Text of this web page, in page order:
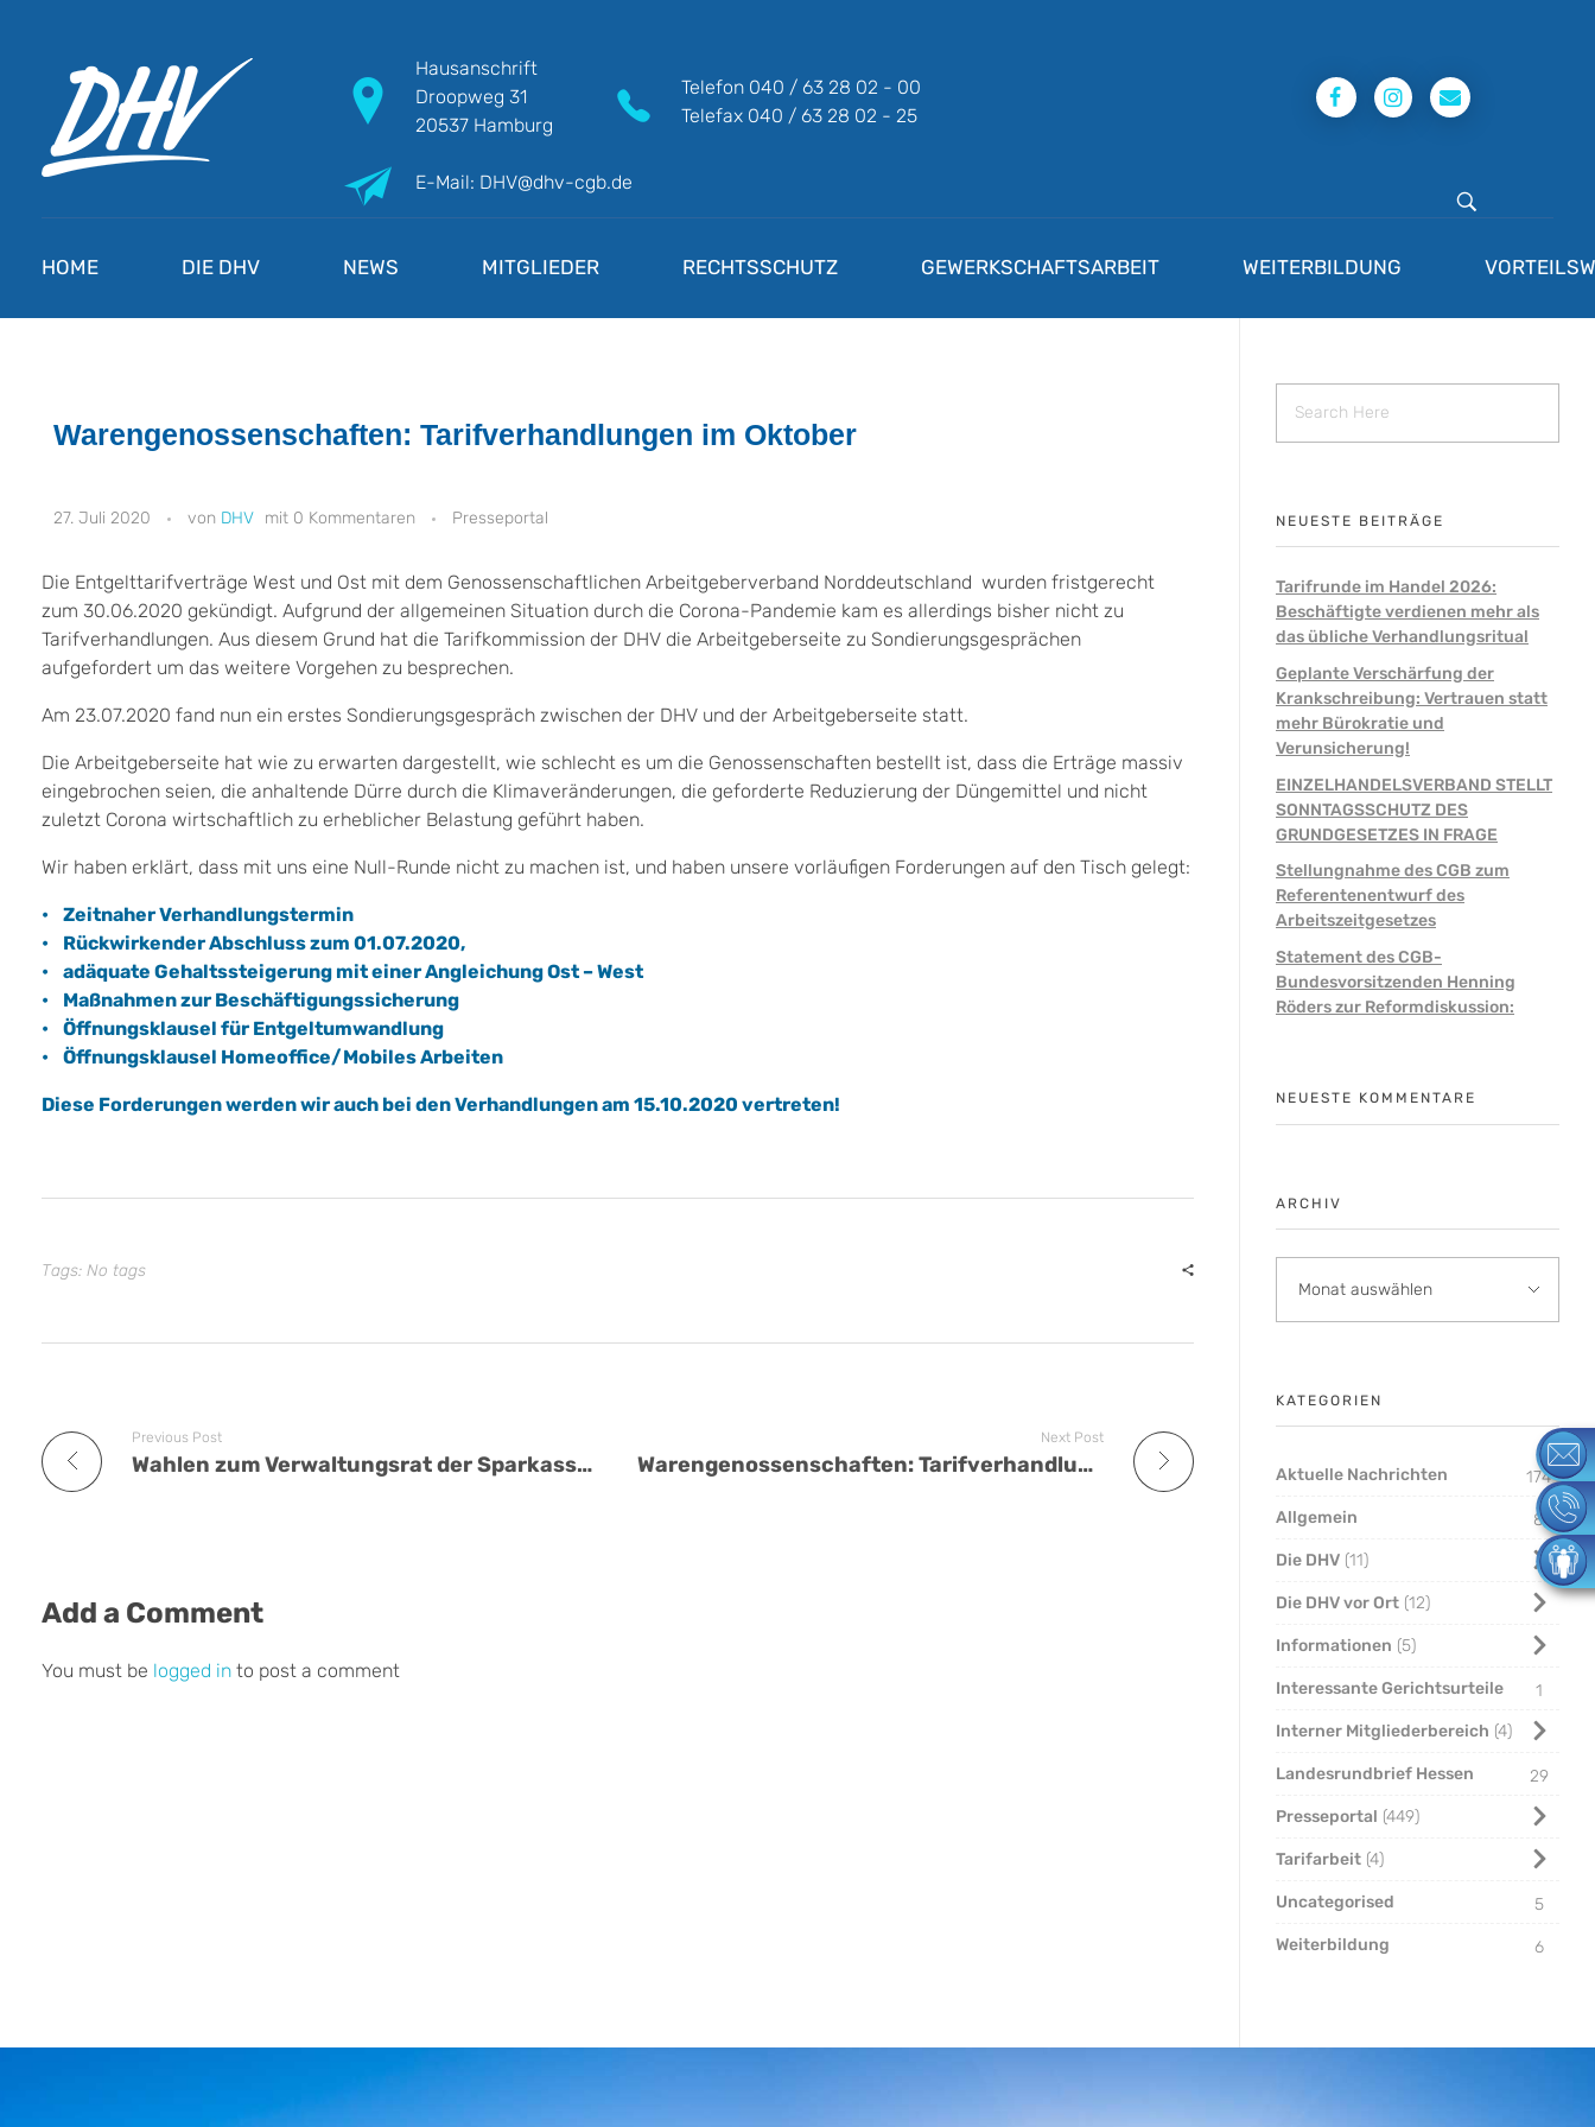
Hausanschrift
Droopweg 31
20537 Hamburg
Telefon 040 / 63 28 02 - 00
Telefax 040 / 63 28 02 - 25
E-Mail: DHV@dhv-cgb.de
HOME DIE DHV NEWS MITGLIEDER RECHTSSCHUTZ GEWERKSCHAFTSARBEIT WEITERBILDUNG
Warengenossenschaften: Tarifverhandlungen im Oktober
27. Juli 2020 DHV 0 Kommentaren Presseportal
Die Entgelttarifverträge West und Ost mit dem Genossenschaftlichen Arbeitgeberverband Norddeutschland wurden fristgerecht
zum 30.06.2020 gekündigt. Aufgrund der allgemeinen Situation durch die Corona-Pandemie kam es allerdings bisher nicht zu
Tarifverhandlungen. Aus diesem Grund hat die Tarifkommission der DHV die Arbeitgeberseite zu Sondierungsgesprächen
aufgefordert um das weitere Vorgehen zu besprechen.
Am 23.07.2020 fand nun ein erstes Sondierungsgespräch zwischen der DHV und der Arbeitgeberseite statt.
Die Arbeitgeberseite hat wie zu erwarten dargestellt, wie schlecht es um die Genossenschaften bestellt ist, dass die Erträge massiv
eingebrochen seien, die anhaltende Dürre durch die Klimaveränderungen, die geforderte Reduzierung der Düngemittel und nicht
zuletzt Corona wirtschaftlich zu erheblicher Belastung geführt haben.
Wir haben erklärt, dass mit uns eine Null-Runde nicht zu machen ist, und haben unsere vorläufigen Forderungen auf den Tisch gelegt:
• Zeitnaher Verhandlungstermin
• Rückwirkender Abschluss zum 01.07.2020,
• adäquate Gehaltssteigerung mit einer Angleichung Ost – West
• Maßnahmen zur Beschäftigungssicherung
• Öffnungsklausel für Entgeltumwandlung
• Öffnungsklausel Homeoffice/Mobiles Arbeiten
Diese Forderungen werden wir auch bei den Verhandlungen am 15.10.2020 vertreten!
Tags: No tags
Previous Post
Wahlen zum Verwaltungsrat der Sparkasse Markgräflerland
Next Post
Warengenossenschaften: Tarifverhandlungen im Oktober
Add a Comment
You must be logged in to post a comment
NEUESTE BEITRÄGE
Tarifrunde im Handel 2026:
Beschäftigte verdienen mehr als
das übliche Verhandlungsritual
Geplante Verschärfung der
Krankschreibung: Vertrauen statt
mehr Bürokratie und
Verunsicherung!
EINZELHANDELSVERBAND STELLT
SONNTAGSSCHUTZ DES
GRUNDGESETZES IN FRAGE
Stellungnahme des CGB zum
Referentenentwurf des
Arbeitszeitgesetzes
Statement des CGB-
Bundesvorsitzenden Henning
Röders zur Reformdiskussion:
NEUESTE KOMMENTARE
ARCHIV
KATEGORIEN
Aktuelle Nachrichten
174
Allgemein
8
Die DHV 11
Die DHV vor Ort 12
Informationen 5
Interessante Gerichtsurteile
1
Interner Mitgliederbereich 4
Landesrundbrief Hessen
29
Presseportal 449
Tarifarbeit 4
Uncategorised
5
Weiterbildung
6